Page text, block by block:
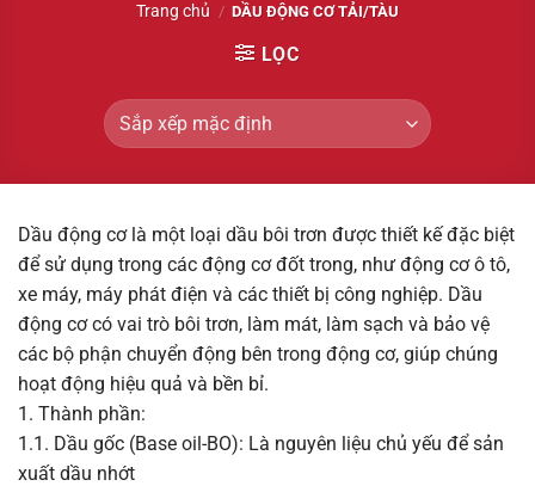
Trang chủ / DẦU ĐỘNG CƠ TẢI/TÀU
LỌC
Dầu động cơ là một loại dầu bôi trơn được thiết kế đặc biệt
để sử dụng trong các động cơ đốt trong, như động cơ ô tô,
xe máy, máy phát điện và các thiết bị công nghiệp. Dầu
động cơ có vai trò bôi trơn, làm mát, làm sạch và bảo vệ
các bộ phận chuyển động bên trong động cơ, giúp chúng
hoạt động hiệu quả và bền bỉ.
1. Thành phần:
1.1. Dầu gốc (Base oil-BO): Là nguyên liệu chủ yếu để sản
xuất dầu nhớt